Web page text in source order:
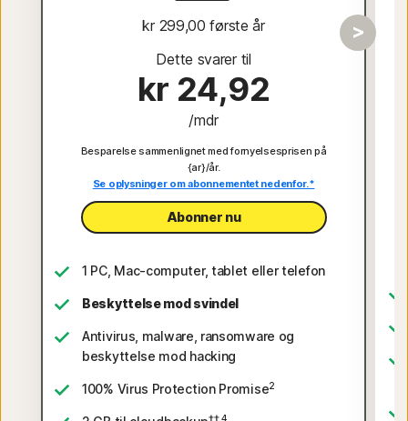
kr 299,00 første år
Dette svarer til
kr 24,92
/mdr
Besparelse sammenlignet med fornyelsesprisen på
{ar}/år.
Se oplysninger om abonnementet nedenfor.*
Abonner nu
1 PC, Mac-computer, tablet eller telefon
Beskyttelse mod svindel
Antivirus, malware, ransomware og
beskyttelse mod hacking
100% Virus Protection Promise2